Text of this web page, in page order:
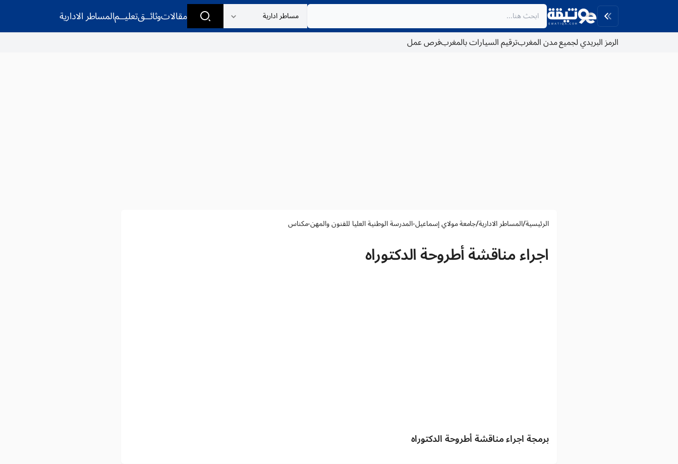
مقالاتوثائــقتعليــمالمساطر الادارية
الرمز البريدي لجميع مدن المغربترقيم السيارات بالمغربفرص عمل
الرئيسية/المساطر الادارية/جامعة مولاي إسماعيل-المدرسة الوطنية العليا للفنون والمهن-مكناس
اجراء مناقشة أطروحة الدكتوراه
برمجة اجراء مناقشة أطروحة الدكتوراه